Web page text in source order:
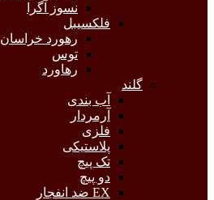
نسوز آگرا
فلکسیبل
رهورد خراسان
توس
رهاورد
گلند
آب بندی
آرمردار
فلزی
پلاستیکی
تک پیچ
دو پیچ
EX ضد انفجار